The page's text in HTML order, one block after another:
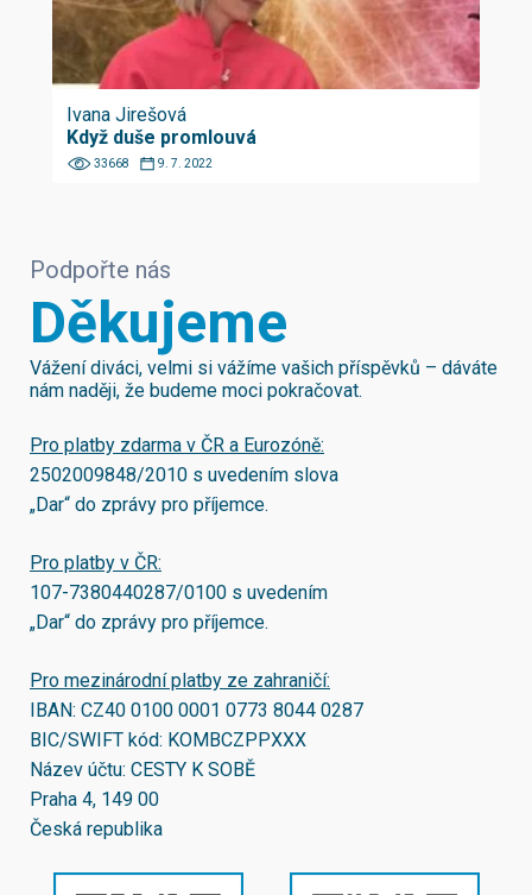
Ivana Jirešová
Když duše promlouvá
33668 9. 7. 2022
Podpořte nás
Děkujeme
Vážení diváci, velmi si vážíme vašich příspěvků – dáváte
nám naději, že budeme moci pokračovat.
Pro platby zdarma v ČR a Eurozóně:
2502009848/2010 s uvedením slova
„Dar“ do zprávy pro příjemce.
Pro platby v ČR:
107-7380440287/0100 s uvedením
„Dar“ do zprávy pro příjemce.
Pro mezinárodní platby ze zahraničí:
IBAN: CZ40 0100 0001 0773 8044 0287
BIC/SWIFT kód: KOMBCZPPXXX
Název účtu: CESTY K SOBĚ
Praha 4, 149 00
Česká republika